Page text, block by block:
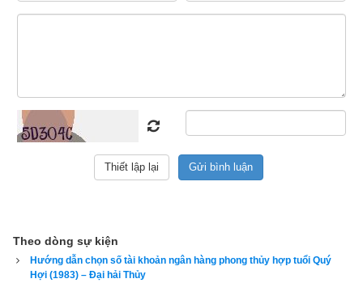
này dùng thì lại thấy vận số càng lúc càng suy, bán đi cho
đến mới là có phong thủy tốt, rồi cuối cùng mới là số tài khoản
đẹp.
1. Hướng dẫn chọn số tài khoản có ngũ hành hợp tuổi
Theo dòng sự kiện
Hướng dẫn chọn số tài khoản ngân hàng phong thủy hợp tuổi Quý
Hợi (1983) – Đại hải Thủy